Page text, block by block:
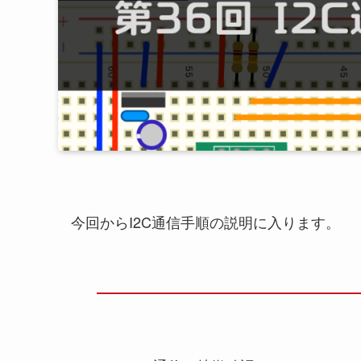
今回からI2C通信手順の説明に入ります。